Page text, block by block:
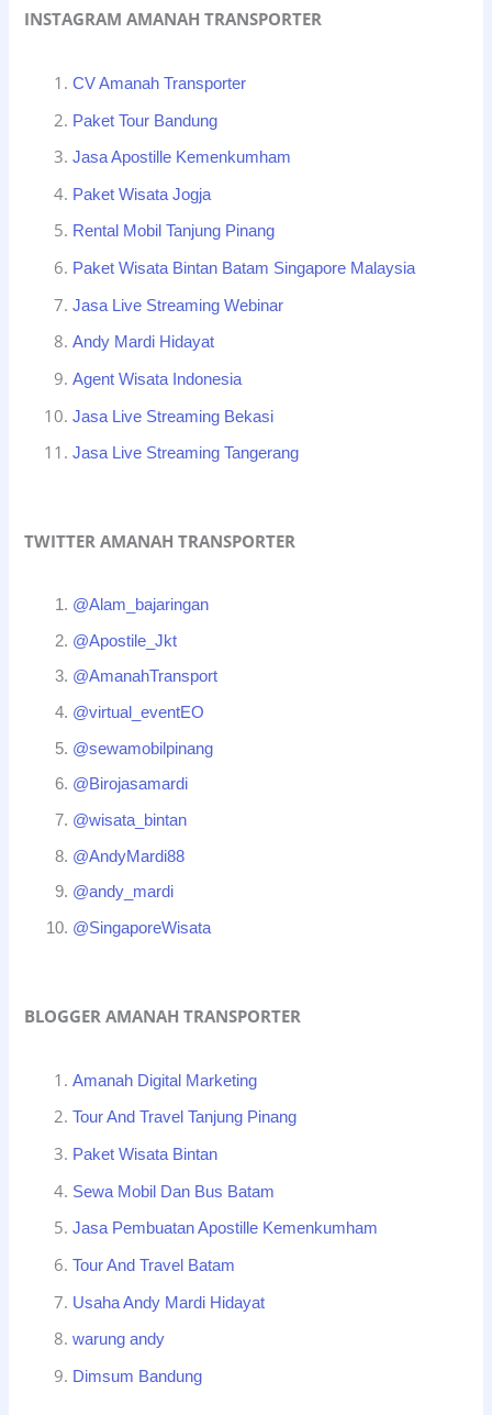
INSTAGRAM AMANAH TRANSPORTER
CV Amanah Transporter
Paket Tour Bandung
Jasa Apostille Kemenkumham
Paket Wisata Jogja
Rental Mobil Tanjung Pinang
Paket Wisata Bintan Batam Singapore Malaysia
Jasa Live Streaming Webinar
Andy Mardi Hidayat
Agent Wisata Indonesia
Jasa Live Streaming Bekasi
Jasa Live Streaming Tangerang
TWITTER AMANAH TRANSPORTER
@Alam_bajaringan
@Apostile_Jkt
@AmanahTransport
@virtual_eventEO
@sewamobilpinang
@Birojasamardi
@wisata_bintan
@AndyMardi88
@andy_mardi
@SingaporeWisata
BLOGGER AMANAH TRANSPORTER
Amanah Digital Marketing
Tour And Travel Tanjung Pinang
Paket Wisata Bintan
Sewa Mobil Dan Bus Batam
Jasa Pembuatan Apostille Kemenkumham
Tour And Travel Batam
Usaha Andy Mardi Hidayat
warung andy
Dimsum Bandung